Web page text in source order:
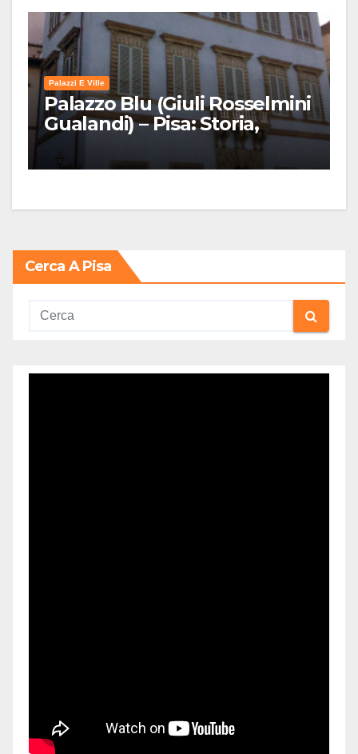
Palazzi E Ville
Palazzo Blu (Giuli Rosselmini
Gualandi) – Pisa: Storia,
Mostre e Info Visita
Cerca A Pisa